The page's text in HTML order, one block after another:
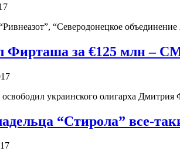
“Северодонецкое
Фирташа за €125 млн –
украинского олигарха
“Стирола” все-